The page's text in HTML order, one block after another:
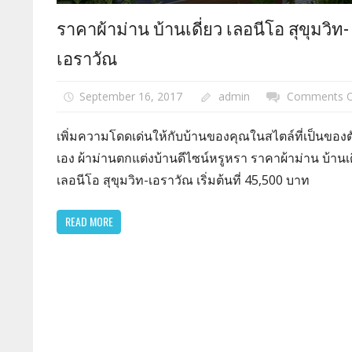
ราคาผ้าม่าน บ้านเดี่ยว เลอนีโอ สุขุมวิท-
เอราวัณ
September 16, 2017 admin Comments
เพิ่มความโดดเด่นให้กับบ้านของคุณในสไตล์ที่เป็นของ
เอง ผ้าม่านตกแต่งบ้านดีไซน์หรูหรา ราคาผ้าม่าน บ้านเ
เลอนีโอ สุขุมวิท-เอราวัณ เริ่มต้นที่ 45,500 บาท
READ MORE